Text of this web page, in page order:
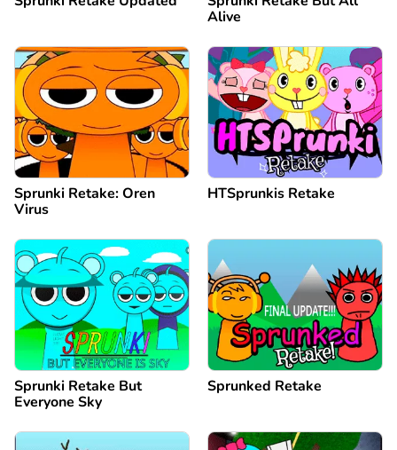
Alive
Sprunki Retake: Oren
Virus
HTSprunkis Retake
Sprunki Retake But
Everyone Sky
Sprunked Retake